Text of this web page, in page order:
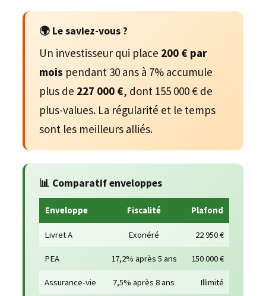
🌍 Le saviez-vous ?
Un investisseur qui place 200 € par
mois pendant 30 ans à 7% accumule
plus de 227 000 €, dont 155 000 € de
plus-values. La régularité et le temps
sont les meilleurs alliés.
📊 Comparatif enveloppes
Enveloppe Fiscalité Plafond
Livret A Exonéré 22 950 €
PEA 17,2% après 5 ans 150 000 €
Assurance-vie 7,5% après 8 ans Illimité